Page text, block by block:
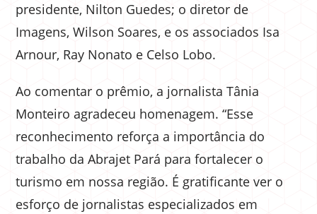
presidente, Nilton Guedes; o diretor de
Imagens, Wilson Soares, e os associados Isa
Arnour, Ray Nonato e Celso Lobo.
Ao comentar o prêmio, a jornalista Tânia
Monteiro agradeceu homenagem. “Esse
reconhecimento reforça a importância do
trabalho da Abrajet Pará para fortalecer o
turismo em nossa região. É gratificante ver o
esforço de jornalistas especializados em